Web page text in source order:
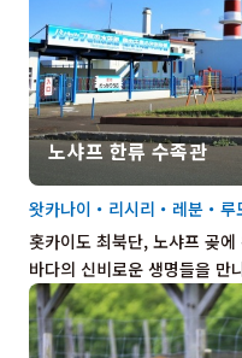
노샤프 한류 수족관
홋카이도 최북단, 노샤프 곶
바다의 신비로운 생명들을 만
왓카나이・리시리・레분・루